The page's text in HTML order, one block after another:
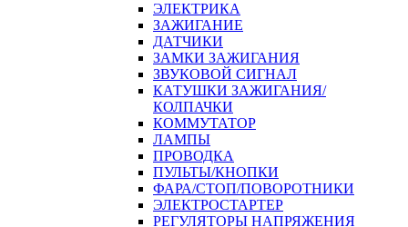
ЭЛЕКТРИКА
ЗАЖИГАНИЕ
ДАТЧИКИ
ЗАМКИ ЗАЖИГАНИЯ
ЗВУКОВОЙ СИГНАЛ
КАТУШКИ ЗАЖИГАНИЯ/
КОЛПАЧКИ
КОММУТАТОР
ЛАМПЫ
ПРОВОДКА
ПУЛЬТЫ/КНОПКИ
ФАРА/СТОП/ПОВОРОТНИКИ
ЭЛЕКТРОСТАРТЕР
РЕГУЛЯТОРЫ НАПРЯЖЕНИЯ